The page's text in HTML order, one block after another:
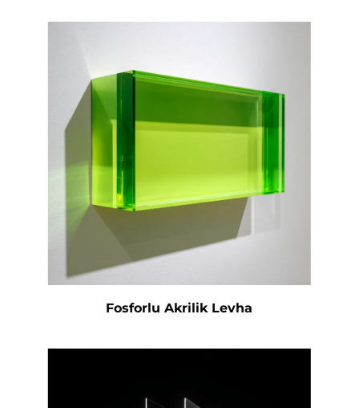
Saten Akrilik Levha